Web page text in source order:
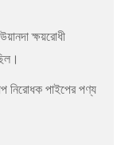
ক্ষয়রোধী
নিরোধক পাইপের পণ্য